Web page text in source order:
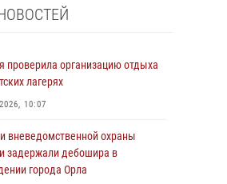
проверила организацию отдыха
лагерях
10:07
вневедомственной охраны
задержали дебошира в
города Орла